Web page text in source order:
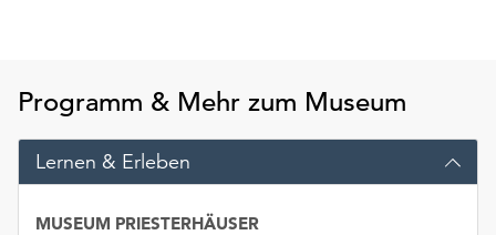
der
Seite
die
Schaltfläche
„Cookie-
Einstellungen“
Programm & Mehr zum Museum
Lernen & Erleben
MUSEUM PRIESTERHÄUSER